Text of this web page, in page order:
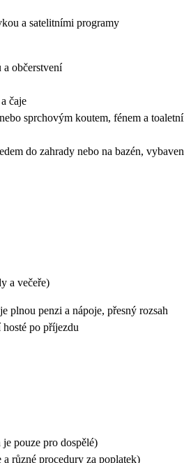
a satelitními programy
a občerstvení
čaje
sprchovým koutem, fénem a
do zahrady nebo na bazén,
a večeře)
plnou penzi a nápoje, přesný rozsah
po příjezdu
pouze pro dospělé)
a různé procedury za poplatek)